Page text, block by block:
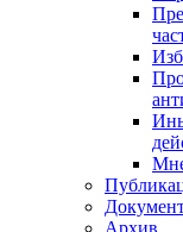
Архив